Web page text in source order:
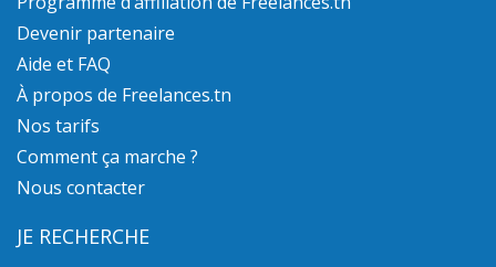
Devenir partenaire
Aide et FAQ
À propos de Freelances.tn
Nos tarifs
Comment ça marche ?
Nous contacter
JE RECHERCHE